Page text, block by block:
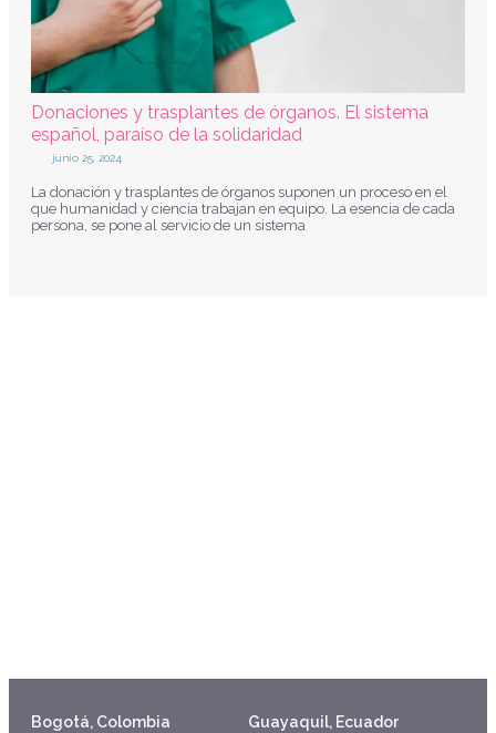
Donaciones y trasplantes de órganos. El sistema
español, paraíso de la solidaridad
junio 25, 2024
La donación y trasplantes de órganos suponen un proceso en el
que humanidad y ciencia trabajan en equipo. La esencia de cada
persona, se pone al servicio de un sistema
Bogotá, Colombia Guayaquil, Ecuador